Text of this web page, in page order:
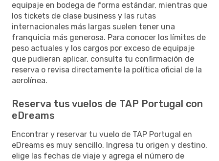
equipaje en bodega de forma estándar, mientras que
los tickets de clase business y las rutas
internacionales más largas suelen tener una
franquicia más generosa. Para conocer los límites de
peso actuales y los cargos por exceso de equipaje
que pudieran aplicar, consulta tu confirmación de
reserva o revisa directamente la política oficial de la
aerolínea.
Reserva tus vuelos de TAP Portugal con
eDreams
Encontrar y reservar tu vuelo de TAP Portugal en
eDreams es muy sencillo. Ingresa tu origen y destino,
elige las fechas de viaje y agrega el número de